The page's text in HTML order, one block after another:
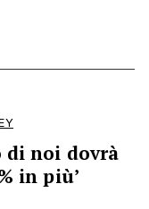
di noi dovrà
in più’